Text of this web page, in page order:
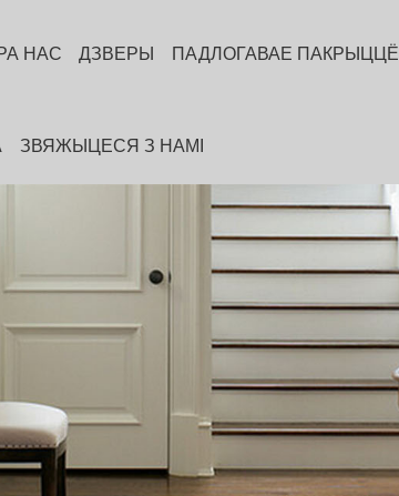
НАС ДЗВЕРЫ ПАДЛОГАВАЕ ПАКРЫЦЦЁ
ЗВЯЖЫЦЕСЯ З НАМІ